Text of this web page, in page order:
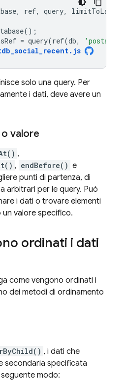
, ref, query, limitToLast
();
= query(ref(db, 'posts'
. js
solo una query. Per
i dati, deve avere un
valore
,
, endBefore() e
punti di partenza, di
arbitrari per le query. Può
i dati o trovare elementi
valore specifico.
ordinati i dati
come vengono ordinati i
dei metodi di ordinamento
, i dati che
secondaria specificata
modo: